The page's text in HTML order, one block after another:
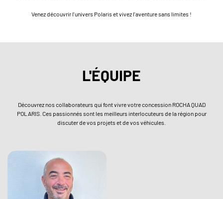
Venez découvrir l'univers Polaris et vivez l'aventure sans limites !
L'ÉQUIPE
Découvrez nos collaborateurs qui font vivre votre concession ROCHA QUAD
POLARIS. Ces passionnés sont les meilleurs interlocuteurs de la région pour
discuter de vos projets et de vos véhicules.